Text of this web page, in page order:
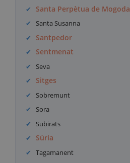
Santa Perpètua de Mogoda
Santa Susanna
Santpedor
Sentmenat
Seva
Sitges
Sobremunt
Sora
Subirats
Súria
Tagamanent